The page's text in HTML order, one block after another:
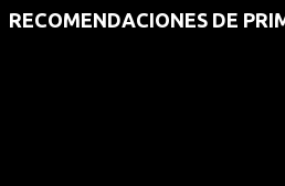
RECOMENDACIONES DE